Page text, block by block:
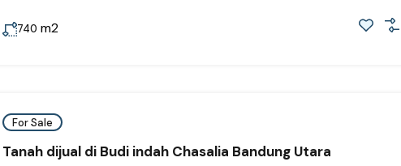
740 m2
For Sale
Tanah dijual di Budi indah Chasalia Bandung Utara